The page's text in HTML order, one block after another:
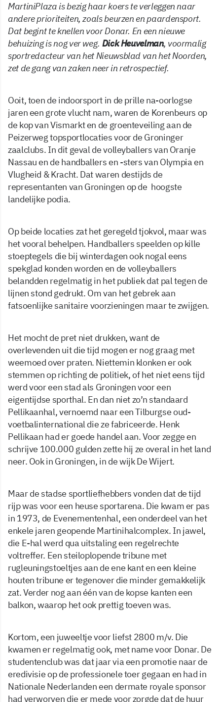
MartiniPlaza is bezig haar koers te verleggen naar
andere prioriteiten, zoals beurzen en paardensport.
Dat begint te knellen voor Donar. En een nieuwe
behuizing is nog ver weg. Dick Heuvelman, voormalig
sportredacteur van het Nieuwsblad van het Noorden,
zet de gang van zaken neer in retrospectief.
Ooit, toen de indoorsport in de prille na-oorlogse
jaren een grote vlucht nam, waren de Korenbeurs op
de kop van Vismarkt en de groenteveiling aan de
Peizerweg topsportlocaties voor de Groninger
zaalclubs. In dit geval de volleyballers van Oranje
Nassau en de handballers en -sters van Olympia en
Vlugheid & Kracht. Dat waren destijds de
representanten van Groningen op de hoogste
landelijke podia.
Op beide locaties zat het geregeld tjokvol, maar was
het vooral behelpen. Handballers speelden op kille
stoeptegels die bij winterdagen ook nogal eens
spekglad konden worden en de volleyballers
belandden regelmatig in het publiek dat pal tegen de
lijnen stond gedrukt. Om van het gebrek aan
fatsoenlijke sanitaire voorzieningen maar te zwijgen.
Het mocht de pret niet drukken, want de
overlevenden uit die tijd mogen er nog graag met
weemoed over praten. Niettemin klonken er ook
stemmen op richting de politiek, of het niet eens tijd
werd voor een stad als Groningen voor een
eigentijdse sporthal. En dan niet zo’n standaard
Pellikaanhal, vernoemd naar een Tilburgse oud-
voetbalinternational die ze fabriceerde. Henk
Pellikaan had er goede handel aan. Voor zegge en
schrijve 100.000 gulden zette hij ze overal in het land
neer. Ook in Groningen, in de wijk De Wijert.
Maar de stadse sportliefhebbers vonden dat de tijd
rijp was voor een heuse sportarena. Die kwam er pas
in 1973, de Evenementenhal, een onderdeel van het
enkele jaren geopende Martinihalcomplex. In jawel,
die E-hal werd qua uitstaling een regelrechte
voltreffer. Een steiloplopende tribune met
rugleuningstoeltjes aan de ene kant en een kleine
houten tribune er tegenover die minder gemakkelijk
zat. Verder nog aan één van de kopse kanten een
balkon, waarop het ook prettig toeven was.
Kortom, een juweeltje voor liefst 2800 m/v. Die
kwamen er regelmatig ook, met name voor Donar. De
studentenclub was dat jaar via een promotie naar de
eredivisie op de professionele toer gegaan en had in
Nationale Nederlanden een dermate royale sponsor
had verworven die er mede voor zorgde dat de huur